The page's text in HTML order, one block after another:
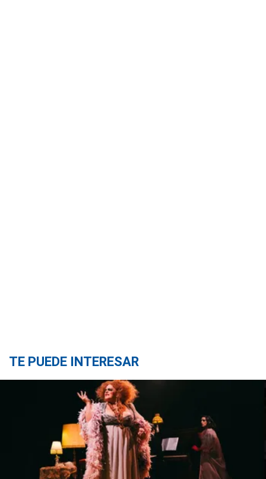
TE PUEDE INTERESAR